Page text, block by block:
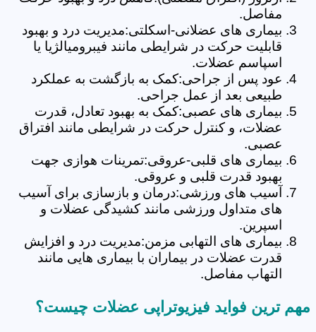
مفاصل.
بیماری های عضلانی-اسکلتی:مدیریت درد و بهبود
قابلیت حرکت در شرایطی مانند فیبرومیالژیا یا
اسپاسم عضلات.
عود پس از جراحی:کمک به بازگشت به عملکرد
طبیعی بعد از عمل جراحی.
بیماری های عصبی:کمک به بهبود تعادل، قدرت
عضلات، و کنترل حرکت در شرایطی مانند افتراق
عصبی.
بیماری های قلبی-عروقی:تمرینات هوازی جهت
بهبود قدرت قلبی و عروقی.
آسیب های ورزشی:درمان و بازسازی برای آسیب
های متداول ورزشی مانند کشیدگی عضلات و
اسپرین.
بیماری های التهابی مزمن:مدیریت درد و افزایش
قدرت عضلات در بیماران با بیماری هایی مانند
التهاب مفاصل.
مهم ترین فواید فیزیوتراپی عضلات چیست؟